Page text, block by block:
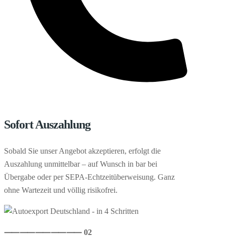
Sofort Auszahlung
Sobald Sie unser Angebot akzeptieren, erfolgt die
Auszahlung unmittelbar – auf Wunsch in bar bei
Übergabe oder per SEPA-Echtzeitüberweisung. Ganz
ohne Wartezeit und völlig risikofrei.
⸺⸺⸺⸺⸺ 02